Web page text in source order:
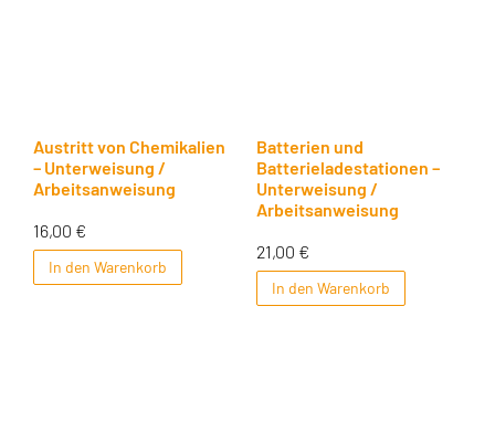
Austritt von Chemikalien
– Unterweisung /
Arbeitsanweisung
16,00 €
In den Warenkorb
Batterien und
Batterieladestationen –
Unterweisung /
Arbeitsanweisung
21,00 €
In den Warenkorb